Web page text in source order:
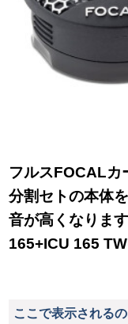
フルスFOCALカ
分割セトの本体
音が高くなりま
165+ICU 165
ここで表示される